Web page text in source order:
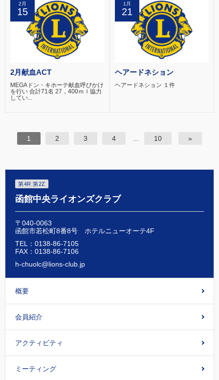
2月
15
2月献血ACT
MEGAドン・キホーテ献血呼びかけ
を行い 合計71名 27，400ｍｌ協力
してい...
1月
21
ヘアードネション
ヘアードネション １件
1 2 3 4 10 »
第4R 第2Z
函館中央ライオンズクラブ
〒040-0063
函館市若松町8番8号 ホテルニューオーテ4F
TEL：0138-86-7105
FAX：0138-86-7106
h-chuolc@lions-club.jp
概要
会員紹介
アクティビティ
ミーティング